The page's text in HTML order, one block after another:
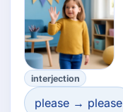
interjection
please → please